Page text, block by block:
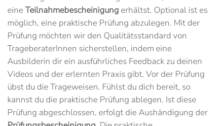
eineTeilnahmebescheinigung erhältst. Optional ist es
möglich, eine praktische Prüfung abzulegen. Mit der
Prüfung möchten wir den Qualitätsstandard von
TrageberaterInnen sicherstellen, indem eine
Ausbilderin dir ein ausführliches Feedback zu deinen
Videos und der erlernten Praxis gibt. Vor der Prüfung
übst du die Trageweisen. Fühlst du dich bereit, so
kannst du die praktische Prüfung ablegen. Ist diese
Prüfung abgeschlossen, erfolgt die Aushändigung der